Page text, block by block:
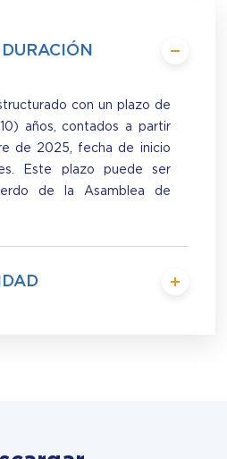
con un plazo de
años, contados a partir
de 2025, fecha de inicio
Este plazo puede ser
de la Asamblea de